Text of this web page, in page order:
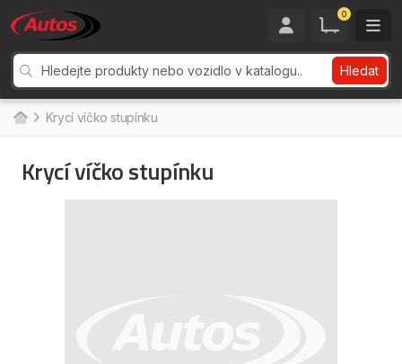
0
Hledat
Krycí víčko stupínku
Krycí víčko stupínku